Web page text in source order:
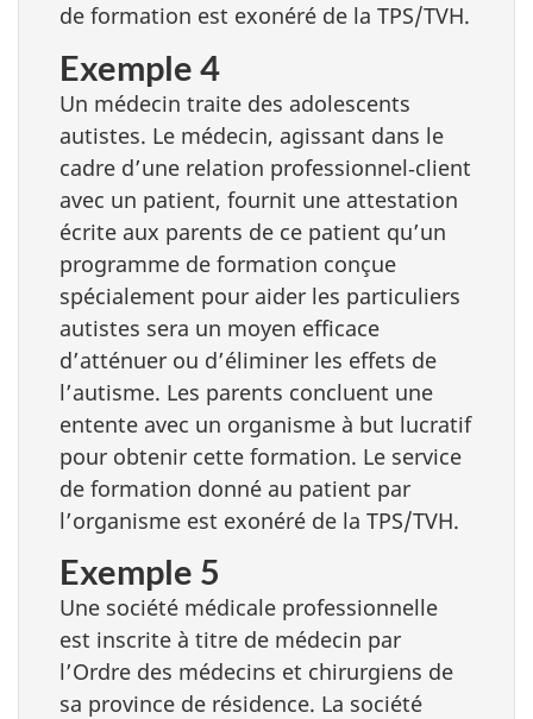
de formation est exonéré de la TPS/TVH.
Exemple 4
Un médecin traite des adolescents
autistes. Le médecin, agissant dans le
cadre d’une relation professionnel‑client
avec un patient, fournit une attestation
écrite aux parents de ce patient qu’un
programme de formation conçue
spécialement pour aider les particuliers
autistes sera un moyen efficace
d’atténuer ou d’éliminer les effets de
l’autisme. Les parents concluent une
entente avec un organisme à but lucratif
pour obtenir cette formation. Le service
de formation donné au patient par
l’organisme est exonéré de la TPS/TVH.
Exemple 5
Une société médicale professionnelle
est inscrite à titre de médecin par
l’Ordre des médecins et chirurgiens de
sa province de résidence. La société